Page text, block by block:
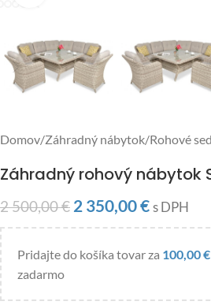
Domov/Záhradný nábytok/Rohové
Záhradný rohový nábytok
2 500,00€ 2 350,00€ s DPH
Pridajte do košíka tovar za 100,00€
zadarmo